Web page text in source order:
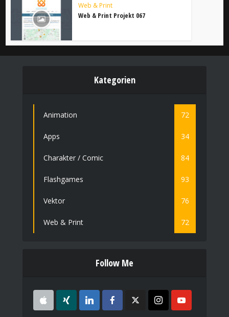
Web & Print
Web & Print Projekt 067
Kategorien
Animation 72
Apps 34
Charakter / Comic 84
Flashgames 93
Vektor 76
Web & Print 72
Follow Me